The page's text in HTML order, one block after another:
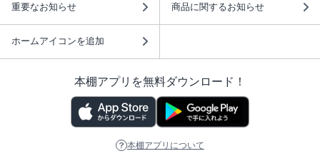
重要なお知らせ 商品に関するお知らせ
ホームアイコンを追加
本棚アプリを無料ダウンロード！
本棚アプリについて